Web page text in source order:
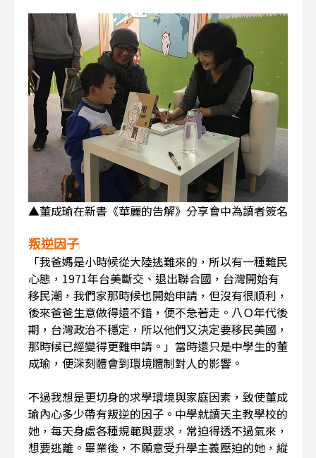
▲董成瑜在新書《華麗的告解》分享會中為讀者簽名
叛逆因子
「我爸媽是小時候從大陸逃難來的，所以有一種難民
心態，1971年台美斷交、退出聯合國，台灣開始有
移民潮，我們家那時候也開始申請，但沒有很順利，
後來爸爸生意做得還不錯，便不急著走。八Ｏ年代後
期，台灣政治不穩定，所以他們又決定要移民美國，
那時候已經變得更難申請。」當時還只是中學生的董
成瑜，便深刻體會到環境體制對人的影響。
不過我想是更切身的求學環境與家庭因素，致使董成
瑜內心多少帶有叛逆的因子。中學就讀天主教學校的
她，每天身處各種規範與要求，常迫得透不過氣來，
想要逃離。畢業後，不願意受升學主義壓迫的她，縱